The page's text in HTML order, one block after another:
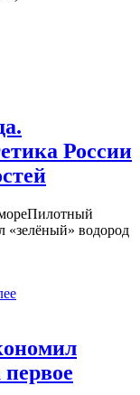
России
«зелёный» водород